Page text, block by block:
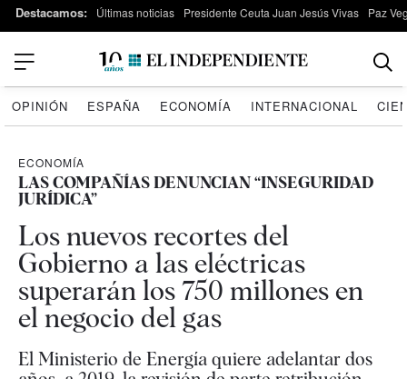
Destacamos: Últimas noticias Presidente Ceuta Juan Jesús Vivas Paz
OPINIÓN ESPAÑA ECONOMÍA INTERNACIONAL
ECONOMÍA
LAS COMPAÑÍAS DENUNCIAN “INSEGURIDAD
JURÍDICA”
Los nuevos recortes del
Gobierno a las eléctricas
superarán los 750 millones en
el negocio del gas
El Ministerio de Energía quiere adelantar dos